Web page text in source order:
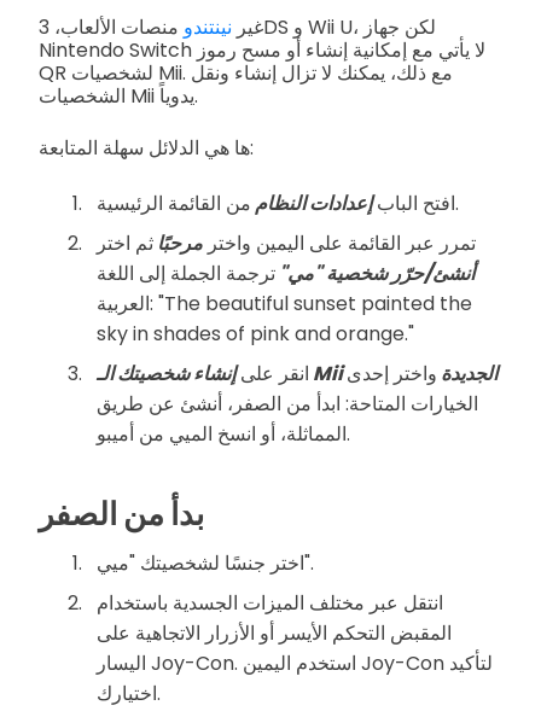
غير نينتندو
منصات الألعاب، 3DS و Wii U، لكن جهاز
Nintendo Switch لا يأتي مع إمكانية إنشاء أو مسح رموز
QR لشخصيات Mii. مع ذلك، يمكنك لا تزال إنشاء ونقل
الشخصيات Mii يدوياً.
ها هي الدلائل سهلة المتابعة:
افتح البابإعدادات النظام
من القائمة الرئيسية.
تمرر عبر القائمة على اليمين واختر مرحبًا ثم اختر
أنشئ/حرّر شخصية "مي" ترجمة الجملة إلى اللغة
العربية: "The beautiful sunset painted the
sky in shades of pink and orange."
انقر على
إنشاء شخصيتك الـ Mii الجديدة واختر إحدى
الخيارات المتاحة: ابدأ من الصفر، أنشئ عن طريق
المماثلة، أو انسخ الميي من أميبو.
بدأ من الصفر
اختر جنسًا لشخصيتك "ميي".
انتقل عبر مختلف الميزات الجسدية باستخدام
المقبض التحكم الأيسر أو الأزرار الاتجاهية على
اليسار Joy-Con. استخدم اليمين Joy-Con لتأكيد
اختيارك.